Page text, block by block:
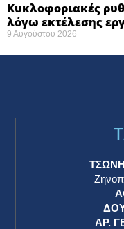
Κυκλοφοριακές
λόγω εκτέλεσης
9 Αυγούστου 2026
ΑΡ.